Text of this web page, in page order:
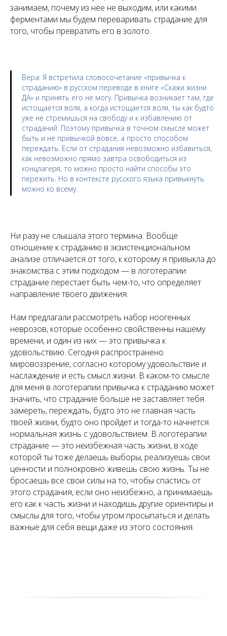
занимаем, почему из нее не выходим, или какими
ферментами мы будем переваривать страдание для
того, чтобы превратить его в золото.
Вера: Я встретила словосочетание «привычка к
страданию» в русском переводе в книге «Скажи жизни
ДА» и принять его не могу. Привычка возникает там, где
истощается воля, а когда истощается воля, ты как будто
уже не стремишься на свободу и к избавлению от
страданий. Поэтому привычка в точном смысле может
быть и не привычкой вовсе, а просто способом
переждать. Если от страдания невозможно избавиться,
как невозможно прямо завтра освободиться из
концлагеря, то можно просто найти способы это
пережить. Но в контексте русского языка привыкнуть
можно ко всему.
Ни разу не слышала этого термина. Вообще
отношение к страданию в экзистенциональном
анализе отличается от того, к которому я привыкла до
знакомства с этим подходом — в логотерапии
страдание перестает быть чем-то, что определяет
направление твоего движения.
Нам предлагали рассмотреть набор ноогенных
неврозов, которые особенно свойственны нашему
времени, и один из них — это привычка к
удовольствию. Сегодня распространено
мировоззрение, согласно которому удовольствие и
наслаждение и есть смысл жизни. В каком-то смысле
для меня в логотерапии привычка к страданию может
значить, что страдание больше не заставляет тебя
замереть, переждать, будто это не главная часть
твоей жизни, будто оно пройдет и тогда-то начнется
нормальная жизнь с удовольствием. В логотерапии
страдание — это неизбежная часть жизни, в ходе
которой ты тоже делаешь выборы, реализуешь свои
ценности и полнокровно живешь свою жизнь. Ты не
бросаешь все свои силы на то, чтобы спастись от
этого страдания, если оно неизбежно, а принимаешь
его как к часть жизни и находишь другие ориентиры и
смыслы для того, чтобы утром просыпаться и делать
важные для себя вещи даже из этого состояния.